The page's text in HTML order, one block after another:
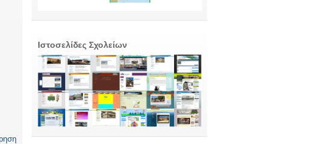
Ιστοσελίδες Σχολείων